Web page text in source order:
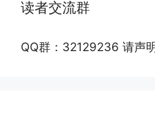
读者交流群
QQ群：32129236 请声